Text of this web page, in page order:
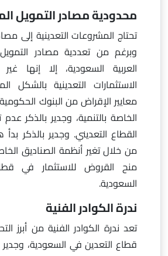
محدودية مصادر التمويل
تحتاج المشروعات التعدينية إلى
وبرغم من تعددية مصادر
العربية السعودية، إلا إنها
الاستثمارات التعدينية بالشكل
معايير الإقراض من البنوك
الخاصة بالتنمية، وجدير بالذكر
القطاع التعديني. وجدير بالذكر
من خلال تغير أنظمة الصناديق
منح القروض للاستثمار في
السعودية.
ندرة الكوادر الفنية
تعد ندرة الكوادر الفنية من أبرز
قطاع التعدين في السعودية،